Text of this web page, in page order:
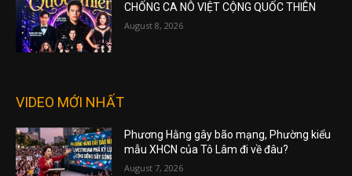
CHỐNG CA NÔ VIỆT CỘNG QUỐC THIÊN
August 8, 2026
VIDEO MỚI NHẤT
Phương Hằng gây bão mạng, Phường kiểu
mẫu XHCN của Tô Lâm đi về đâu?
August 7, 2026